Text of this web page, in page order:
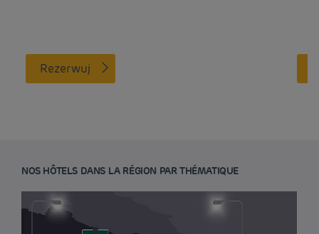
Rezerwuj
NOS HÔTELS DANS LA RÉGION PAR THÉMATIQUE